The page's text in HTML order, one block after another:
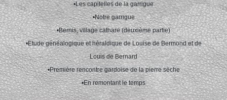
•Les capitelles de la garrigue
•Notre garrigue
•Bernis, village cathare (deuxième partie)
•Etude généalogique et héraldique de Louise de Bermond et de
Louis de Bernard
•Première rencontre gardoise de la pierre sèche
•En remontant le temps